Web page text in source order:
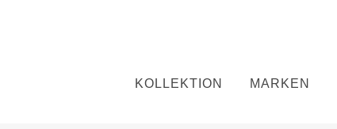
KOLLEKTION MARKEN